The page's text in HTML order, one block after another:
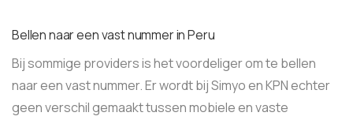
Bellen naar een vast nummer in Peru
Bij sommige providers is het voordeliger om te bellen
naar een vast nummer. Er wordt bij Simyo en KPN echter
geen verschil gemaakt tussen mobiele en vaste